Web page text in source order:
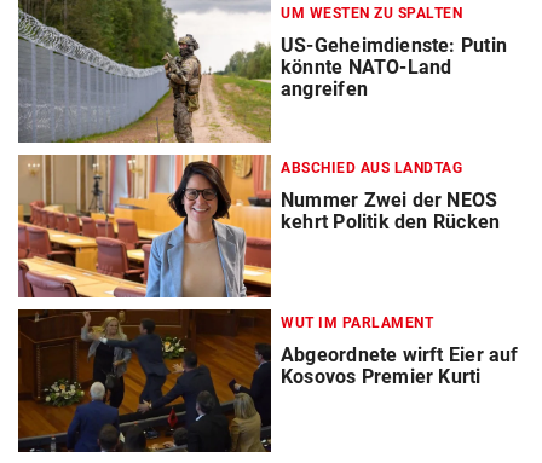
UM WESTEN ZU SPALTEN
US-Geheimdienste: Putin
könnte NATO-Land
angreifen
ABSCHIED AUS LANDTAG
Nummer Zwei der NEOS
kehrt Politik den Rücken
WUT IM PARLAMENT
Abgeordnete wirft Eier auf
Kosovos Premier Kurti